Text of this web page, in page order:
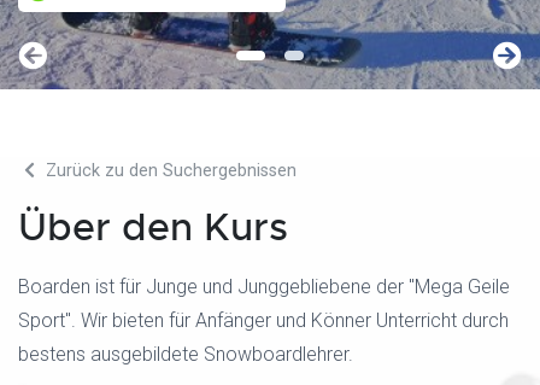
Zurück zu den Suchergebnissen
Über den Kurs
Boarden ist für Junge und Junggebliebene der "Mega Geile
Sport". Wir bieten für Anfänger und Könner Unterricht durch
bestens ausgebildete Snowboardlehrer.